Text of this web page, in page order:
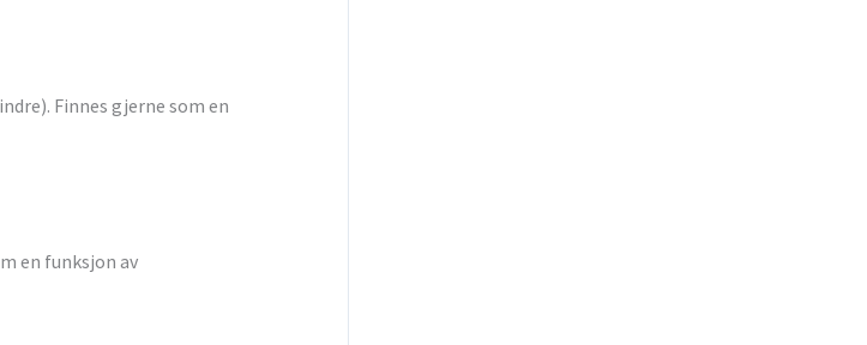
Finnes gjerne som en
en funksjon av